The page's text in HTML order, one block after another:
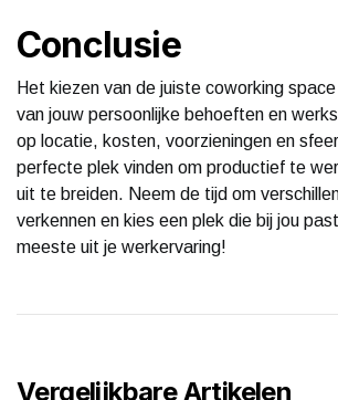
Conclusie
Het kiezen van de juiste coworking
van jouw persoonlijke behoeften en
op locatie, kosten, voorzieningen en
perfecte plek vinden om productief te
uit te breiden. Neem de tijd om
verkennen en kies een plek die bij jou
meeste uit je werkervaring!
Vergelijkbare Artikelen